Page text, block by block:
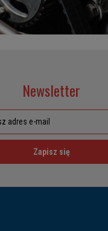
Newsletter
Zapisz się